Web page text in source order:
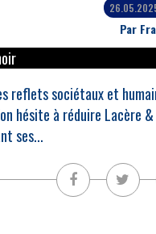
Par
reflets sociétaux et
hésite à réduire Lacère
ses...